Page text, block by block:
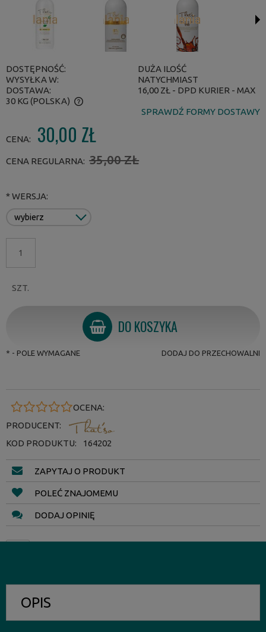
DOSTĘPNOŚĆ:
DUŻA ILOŚĆ
WYSYŁKA W:
NATYCHMIAST
DOSTAWA:
16,00 ZŁ - DPD KURIER - MAX
30 KG (POLSKA)
CENA NIE ZAWIERA EWENTUALNYCH KOSZTÓW PŁATNOŚCI
SPRAWDŹ FORMY DOSTAWY
CENA: 30,00 ZŁ
CENA REGULARNA: 35,00 ZŁ
*WERSJA:
SZT.
DO KOSZYKA
DODAJ DO PRZECHOWALNI
* - POLE WYMAGANE
OCENA:
PRODUCENT:
KOD PRODUKTU:
164202
ZAPYTAJ O PRODUKT
POLEĆ ZNAJOMEMU
DODAJ OPINIĘ
OPIS